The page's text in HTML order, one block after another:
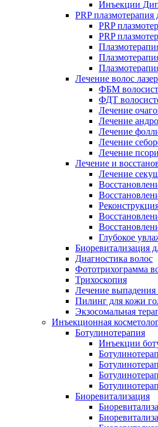
Инъекции
PRP плазмотерапия
PRP
PRP
Лечение волос
ФБМ
ФДТ
Лечение
Лечение
Лечение
Лечение
Лечение
Лечение и
Лечение
Глубокое
Биоревитализация
Диагностика волос
Фототрихограмма
Трихоскопия
Лечение выпадения
Пилинг для кожи
Экзосомальная
Инъекционная
Ботулинотерапия
Инъекции
Биоревитализация